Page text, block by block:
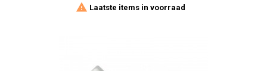
 Laatste items in voorraad